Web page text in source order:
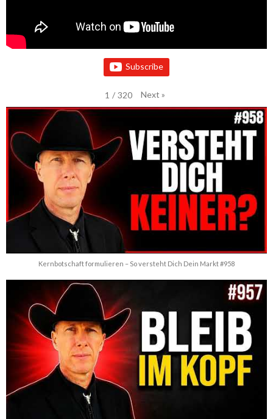
Subscribe
1 / 320 Next »
Kernbotschaft formulieren – So versteht Dich Dein Markt #958